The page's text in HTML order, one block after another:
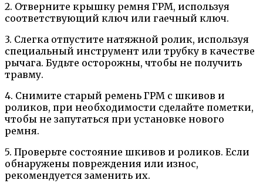
2. Отверните крышку ремня ГРМ, используя
соответствующий ключ или гаечный ключ.
3. Слегка отпустите натяжной ролик, используя
специальный инструмент или трубку в качестве
рычага. Будьте осторожны, чтобы не получить
травму.
4. Снимите старый ремень ГРМ с шкивов и
роликов, при необходимости сделайте пометки,
чтобы не запутаться при установке нового
ремня.
5. Проверьте состояние шкивов и роликов. Если
обнаружены повреждения или износ,
рекомендуется заменить их.